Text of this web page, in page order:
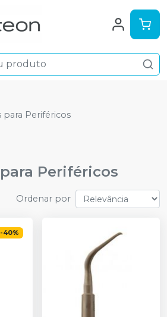
para Periféricos
Periféricos
Ordenar por
-40%